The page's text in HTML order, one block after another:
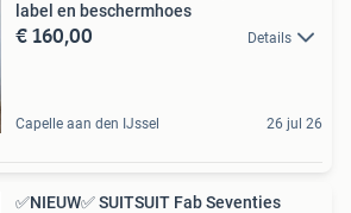
label en beschermhoes
€ 160,00 Details
Capelle aan den IJssel 26 jul 26
✅NIEUW✅ SUITSUIT Fab Seventies